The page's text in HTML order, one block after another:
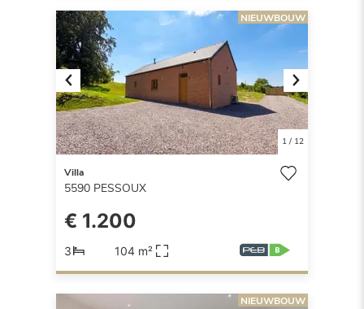
Previous Next
1/ 12
NIEUWBOUW
Villa
5590 PESSOUX
€ 1.200
3 104 m²
NIEUWBOUW